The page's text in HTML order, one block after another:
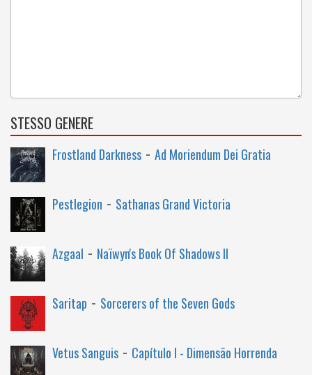
STESSO GENERE
Frostland Darkness - Ad Moriendum Dei Gratia
Pestlegion - Sathanas Grand Victoria
Azgaal - Naïwyn's Book Of Shadows II
Saritap - Sorcerers of the Seven Gods
Vetus Sanguis - Capítulo I - Dimensão Horrenda